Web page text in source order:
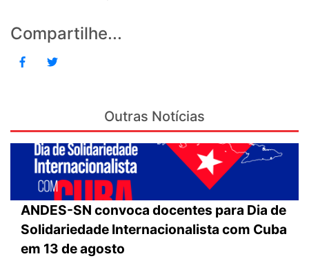
Compartilhe...
Outras Notícias
ANDES-SN convoca docentes para Dia de
Solidariedade Internacionalista com Cuba
em 13 de agosto